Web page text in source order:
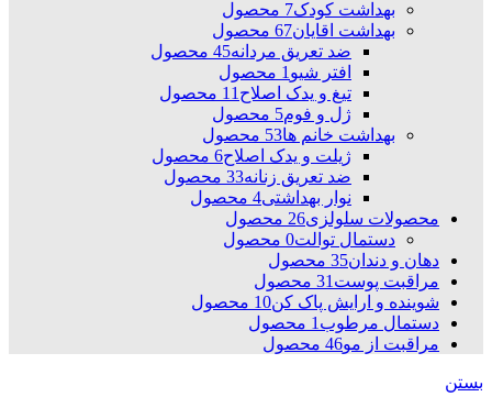
بهداشت کودک7 محصول
بهداشت اقایان67 محصول
ضد تعریق مردانه45 محصول
افتر شیو1 محصول
تیغ و یدک اصلاح11 محصول
ژل و فوم5 محصول
بهداشت خانم ها53 محصول
ژیلت و یدک اصلاح6 محصول
ضد تعریق زنانه33 محصول
نوار بهداشتی4 محصول
محصولات سلولزی26 محصول
دستمال توالت0 محصول
دهان و دندان35 محصول
مراقبت پوست31 محصول
شوینده و ارایش پاک کن10 محصول
دستمال مرطوب1 محصول
مراقبت از مو46 محصول
بستن